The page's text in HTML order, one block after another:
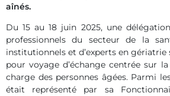
aînés.
Du 15 au 18 juin 2025, une
professionnels du secteur de la
institutionnels et d’experts en gériatrie
pour voyage d’échange centrée sur
charge des personnes âgées. Parmi
était représenté par sa